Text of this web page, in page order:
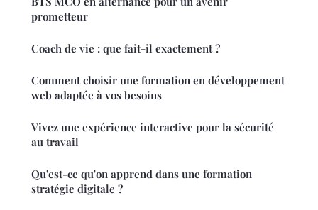
prometteur
Coach de vie : que fait-il exactement ?
Comment choisir une formation en développement
web adaptée à vos besoins
Vivez une expérience interactive pour la sécurité
au travail
Qu'est-ce qu'on apprend dans une formation
stratégie digitale ?